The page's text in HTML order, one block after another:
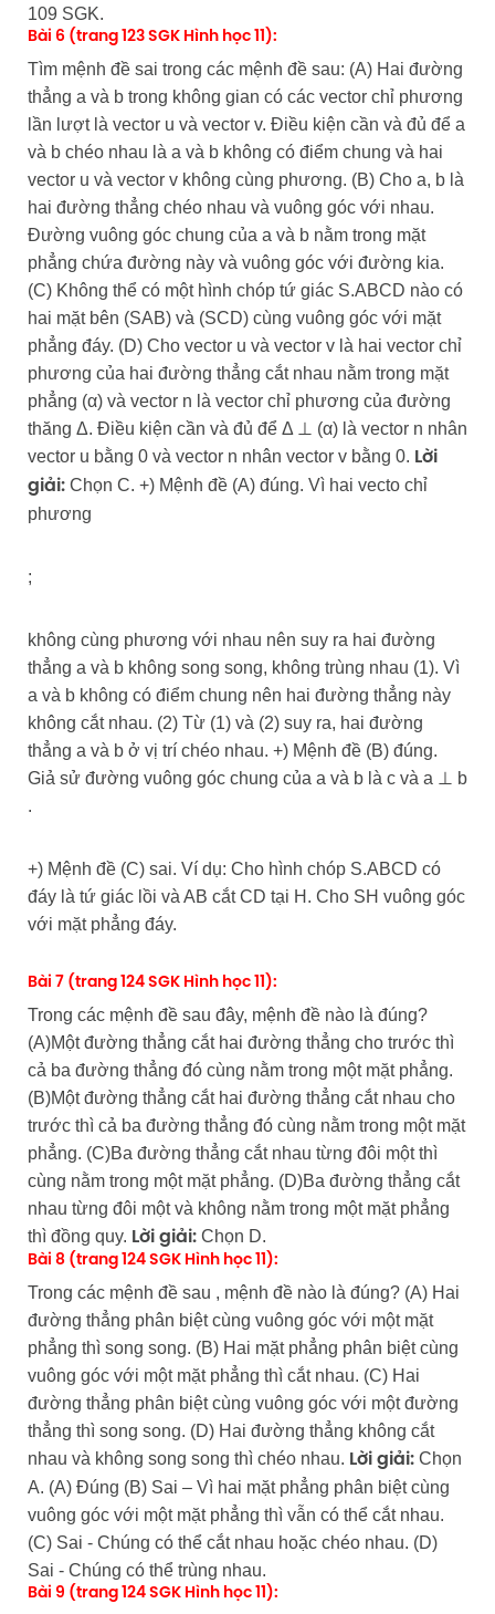
109 SGK.
Bài 6 (trang 123 SGK Hình học 11):
Tìm mệnh đề sai trong các mệnh đề sau: (A) Hai đường
thẳng a và b trong không gian có các vector chỉ phương
lần lượt là vector u và vector v. Điều kiện cần và đủ để a
và b chéo nhau là a và b không có điểm chung và hai
vector u và vector v không cùng phương. (B) Cho a, b là
hai đường thẳng chéo nhau và vuông góc với nhau.
Đường vuông góc chung của a và b nằm trong mặt
phẳng chứa đường này và vuông góc với đường kia.
(C) Không thể có một hình chóp tứ giác S.ABCD nào có
hai mặt bên (SAB) và (SCD) cùng vuông góc với mặt
phẳng đáy. (D) Cho vector u và vector v là hai vector chỉ
phương của hai đường thẳng cắt nhau nằm trong mặt
phẳng (α) và vector n là vector chỉ phương của đường
thăng Δ. Điều kiện cần và đủ để Δ ⊥ (α) là vector n nhân
vector u bằng 0 và vector n nhân vector v bằng 0. Lời
giải:Chọn C. +) Mệnh đề (A) đúng. Vì hai vecto chỉ
phương
;
không cùng phương với nhau nên suy ra hai đường
thẳng a và b không song song, không trùng nhau (1). Vì
a và b không có điểm chung nên hai đường thẳng này
không cắt nhau. (2) Từ (1) và (2) suy ra, hai đường
thẳng a và b ở vị trí chéo nhau. +) Mệnh đề (B) đúng.
Giả sử đường vuông góc chung của a và b là c và a ⊥ b
.
+) Mệnh đề (C) sai. Ví dụ: Cho hình chóp S.ABCD có
đáy là tứ giác lồi và AB cắt CD tại H. Cho SH vuông góc
với mặt phẳng đáy.
Bài 7 (trang 124 SGK Hình học 11):
Trong các mệnh đề sau đây, mệnh đề nào là đúng?
(A)Một đường thẳng cắt hai đường thẳng cho trước thì
cả ba đường thẳng đó cùng nằm trong một mặt phẳng.
(B)Một đường thẳng cắt hai đường thẳng cắt nhau cho
trước thì cả ba đường thẳng đó cùng nằm trong một mặt
phẳng. (C)Ba đường thẳng cắt nhau từng đôi một thì
cùng nằm trong một mặt phẳng. (D)Ba đường thẳng cắt
nhau từng đôi một và không nằm trong một mặt phẳng
thì đồng quy. Lời giải:Chọn D.
Bài 8 (trang 124 SGK Hình học 11):
Trong các mệnh đề sau , mệnh đề nào là đúng? (A) Hai
đường thẳng phân biệt cùng vuông góc với một mặt
phẳng thì song song. (B) Hai mặt phẳng phân biệt cùng
vuông góc với một mặt phẳng thì cắt nhau. (C) Hai
đường thẳng phân biệt cùng vuông góc với một đường
thẳng thì song song. (D) Hai đường thẳng không cắt
nhau và không song song thì chéo nhau. Lời giải:Chọn
A. (A) Đúng (B) Sai – Vì hai mặt phẳng phân biệt cùng
vuông góc với một mặt phẳng thì vẫn có thể cắt nhau.
(C) Sai - Chúng có thể cắt nhau hoặc chéo nhau. (D)
Sai - Chúng có thể trùng nhau.
Bài 9 (trang 124 SGK Hình học 11):